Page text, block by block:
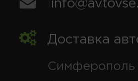
Доставка
Симферополь